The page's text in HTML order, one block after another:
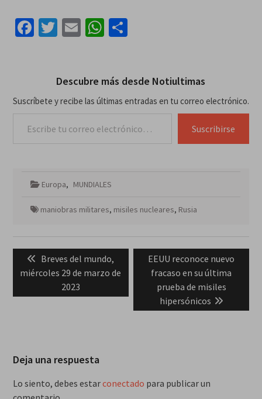
Facebook
Twitter
EmailWhatsApp
Compartir
Descubre más desde Notiultimas
Suscríbete y recibe las últimas entradas en tu correo electrónico.
Suscribirse
Europa, MUNDIALES
maniobras militares, misiles nucleares, Rusia
Navegación
entradas
Previous
post:
Breves del mundo,
miércoles 29 de marzo de
2023
Next
post:
EEUU reconoce nuevo
fracaso en su última
prueba de misiles
hipersónicos
Deja una respuesta
Lo siento, debes estarconectado para publicar un